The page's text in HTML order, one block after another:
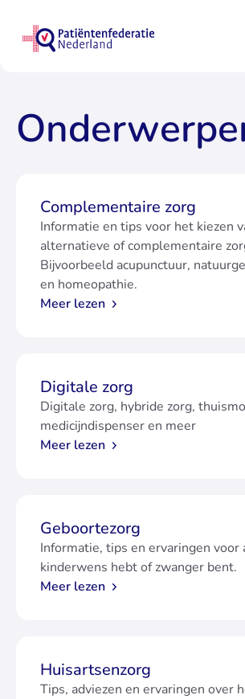
Ga naar homepage Patiënten
Onderwerpen
Praktische hulp
Over ons
Begin van de inhoud op de Onderwerpen
Complementaire zorg
Informatie en tips voor het kiezen
alternatieve of complementaire
Bijvoorbeeld acupunctuur,
en homeopathie.
Meer lezen
Digitale zorg
Digitale zorg, hybride zorg,
medicijndispenser en meer
Meer lezen
Geboortezorg
Informatie, tips en ervaringen voor
kinderwens hebt of zwanger bent.
Meer lezen
Huisartsenzorg
Tips, adviezen en ervaringen over